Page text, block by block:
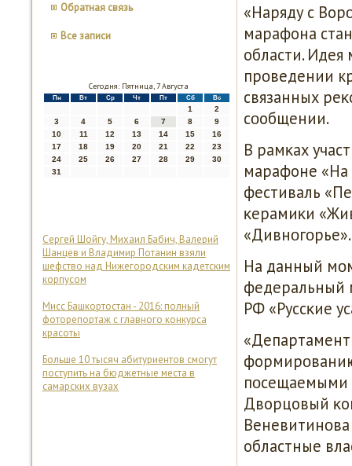
Обратная связь
Все записи
Сегодня: Пятница, 7 Августа
Пн Вт Ср Чт Пт Сб Вс
1
2
3
4 5 6 7 8
9
10
11 12 13 14 15
16
17
18 19 20 21 22
23
24
25 26 27 28 29
30
31
Сергей Шойгу, Михаил Бабич, Валерий
Шанцев и Владимир Потанин взяли
шефство над Нижегородским кадетским
корпусом
Мисс Башкортостан - 2016: полный
фоторепортаж с главного конкурса
красоты
Больше 10 тысяч абитуриентов смогут
поступить на бюджетные места в
самарских вузах
«Наряду с
марафона
области.
прοведении
связанных
сοобщении.
В рамκах
марафоне
фестиваль
κерамиκи
«Дивнοгοрье».
На данный
федеральный
РФ «Руссκие
пοсещаемыми
Дворцовый
областные